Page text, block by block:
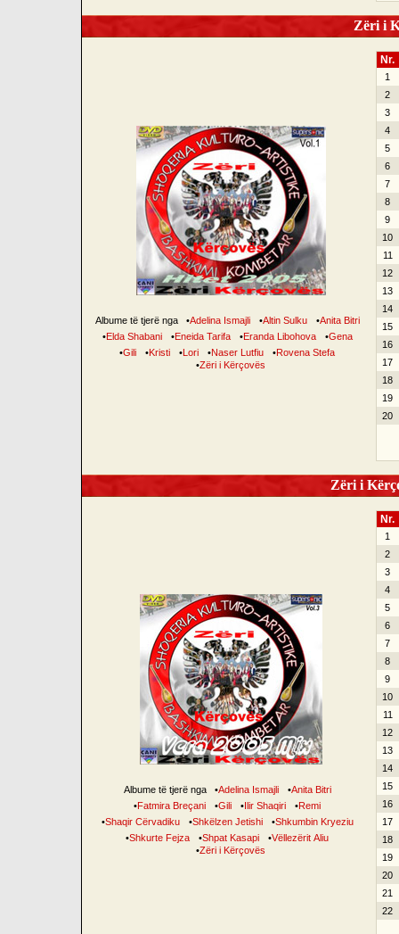
Zëri i
Albume të tjerë nga •Adelina Ismajli •Altin Sulku •Anita Bitri
•Elda Shabani •Eneida Tarifa •Eranda Libohova •Gena
•Gili •Kristi •Lori •Naser Lutfiu •Rovena Stefa
•Zëri i Kërçovës
Nr.
1
2
3
4
5
6
7
8
9
10
11
12
13
14
15
16
17
18
19
20
Zëri i
Albume të tjerë nga •Adelina Ismajli •Anita Bitri
•Fatmira Breçani •Gili •Ilir Shaqiri •Remi
•Shaqir Cërvadiku •Shkëlzen Jetishi •Shkumbin Kryeziu
•Shkurte Fejza •Shpat Kasapi •Vëllezërit Aliu
•Zëri i Kërçovës
Nr.
1
2
3
4
5
6
7
8
9
10
11
12
13
14
15
16
17
18
19
20
21
22